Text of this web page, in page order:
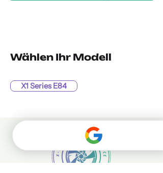
Wählen Ihr Modell
X1 Series E84